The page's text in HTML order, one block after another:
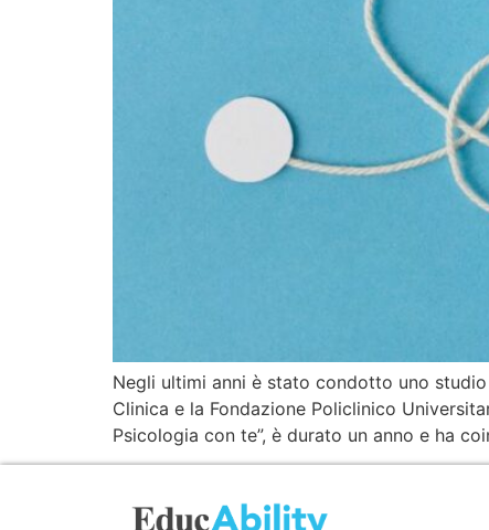
Negli ultimi anni è stato condotto uno
Clinica e la Fondazione Policlinico
Psicologia con te”, è durato un anno e ha